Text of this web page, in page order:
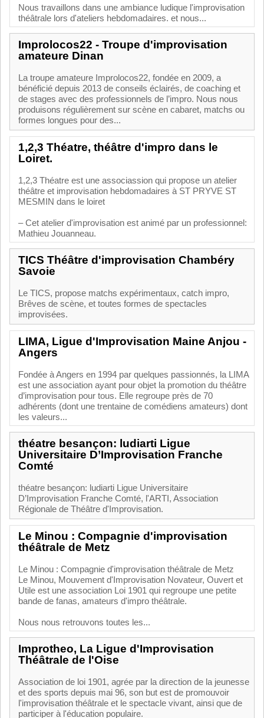
Nous travaillons dans une ambiance ludique l'improvisation
théâtrale lors d'ateliers hebdomadaires. et nous...
Improlocos22 - Troupe d'improvisation
amateure Dinan
La troupe amateure Improlocos22, fondée en 2009, a
bénéficié depuis 2013 de conseils éclairés, de coaching et
de stages avec des professionnels de l’impro. Nous nous
produisons régulièrement sur scène en cabaret, matchs ou
formes longues pour des...
1,2,3 Théatre, théâtre d'impro dans le
Loiret.
1,2,3 Théatre est une associassion qui propose un atelier
théâtre et improvisation hebdomadaires à ST PRYVE ST
MESMIN dans le loiret
– Cet atelier d'improvisation est animé par un professionnel:
Mathieu Jouanneau.
TICS Théâtre d'improvisation Chambéry
Savoie
Le TICS, propose matchs expérimentaux, catch impro,
Brêves de scène, et toutes formes de spectacles
improvisées.
LIMA, Ligue d'Improvisation Maine Anjou -
Angers
Fondée à Angers en 1994 par quelques passionnés, la LIMA
est une association ayant pour objet la promotion du théâtre
d’improvisation pour tous. Elle regroupe près de 70
adhérents (dont une trentaine de comédiens amateurs) dont
les valeurs...
théatre besançon: ludiarti Ligue
Universitaire D’Improvisation Franche
Comté
théatre besançon: ludiarti Ligue Universitaire
D’Improvisation Franche Comté, l'ARTI, Association
Régionale de Théâtre d'Improvisation.
Le Minou : Compagnie d'improvisation
théâtrale de Metz
Le Minou : Compagnie d'improvisation théâtrale de Metz
Le Minou, Mouvement d'Improvisation Novateur, Ouvert et
Utile est une association Loi 1901 qui regroupe une petite
bande de fanas, amateurs d'impro théâtrale.
Nous nous retrouvons toutes les...
Improtheo, La Ligue d'Improvisation
Théâtrale de l'Oise
Association de loi 1901, agrée par la direction de la jeunesse
et des sports depuis mai 96, son but est de promouvoir
l'improvisation théâtrale et le spectacle vivant, ainsi que de
participer à l'éducation populaire.